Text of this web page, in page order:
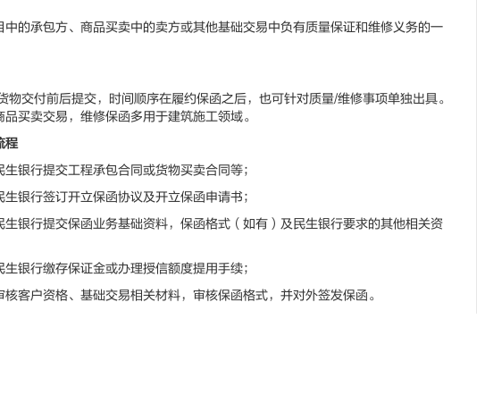
承包方、商品买卖中的卖方或其他基础交易中负有质量保证和维修义务的一
交付前后提交，时间顺序在履约保函之后，也可针对质量/维修事项单独出具。
买卖交易，维修保函多用于建筑施工领域。
程
行提交工程承包合同或货物买卖合同等；
行签订开立保函协议及开立保函申请书；
行提交保函业务基础资料，保函格式（如有）及民生银行要求的其他相关资
行缴存保证金或办理授信额度提用手续；
户资格、基础交易相关材料，审核保函格式，并对外签发保函。